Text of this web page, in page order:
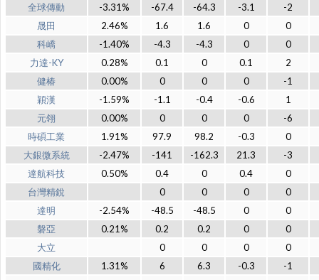
全球傳動
-3.31% -67.4 -64.3 -3.1
-2
晟田
2.46% 1.6 1.6 0
0
科嶠
-1.40% -4.3 -4.3 0
0
力達-KY
0.28% 0.1 0 0.1
2
健椿
0.00% 0 0 0
-1
穎漢
-1.59% -1.1 -0.4 -0.6
1
元翎
0.00% 0 0 0
-6
時碩工業
1.91% 97.9 98.2 -0.3
0
大銀微系統
-2.47% -141 -162.3 21.3
-3
達航科技
0.50% 0.4 0 0.4
0
台灣精銳
0 0 0
0
達明
-2.54% -48.5 -48.5 0
0
磐亞
0.21% 0.2 0.2 0
0
大立
0 0 0
0
國精化
1.31% 6 6.3 -0.3
-1